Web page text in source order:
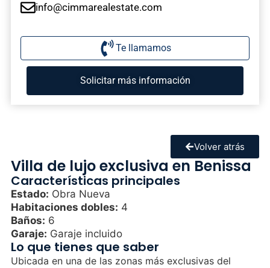
Volver atrás
Villa de lujo exclusiva en Benissa
Características principales
Estado: Obra Nueva
Habitaciones dobles: 4
Baños: 6
Garaje: Garaje incluido
Lo que tienes que saber
Ubicada en una de las zonas más exclusivas del
info@cimmarealestate.com
Te llamamos
Solicitar más información